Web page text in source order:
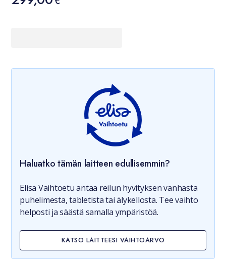
Haluatko tämän laitteen edullisemmin?
Elisa Vaihtoetu antaa reilun hyvityksen vanhasta
puhelimesta, tabletista tai älykellosta. Tee vaihto
helposti ja säästä samalla ympäristöä.
KATSO LAITTEESI VAIHTOARVO